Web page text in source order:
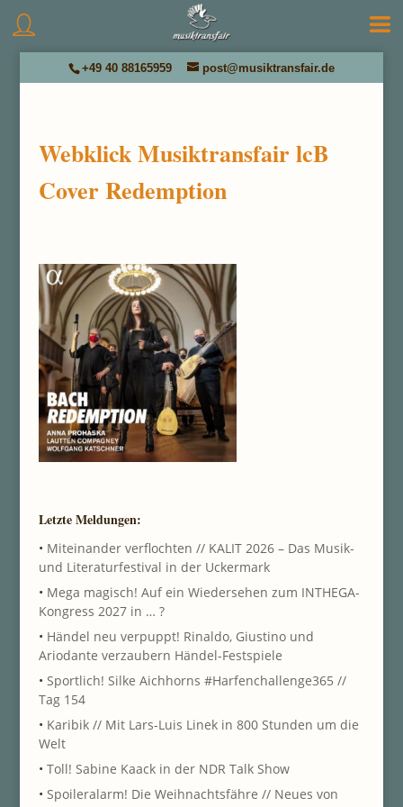
+49 40 88165959 post@musiktransfair.de
Webklick Musiktransfair lcB
Cover Redemption
Letzte Meldungen:
• Miteinander verflochten // KALIT 2026 – Das Musik-
und Literaturfestival in der Uckermark
• Mega magisch! Auf ein Wiedersehen zum INTHEGA-
Kongress 2027 in … ?
• Händel neu verpuppt! Rinaldo, Giustino und
Ariodante verzaubern Händel-Festspiele
• Sportlich! Silke Aichhorns #Harfenchallenge365 //
Tag 154
• Karibik // Mit Lars-Luis Linek in 800 Stunden um die
Welt
• Toll! Sabine Kaack in der NDR Talk Show
• Spoileralarm! Die Weihnachtsfähre // Neues von